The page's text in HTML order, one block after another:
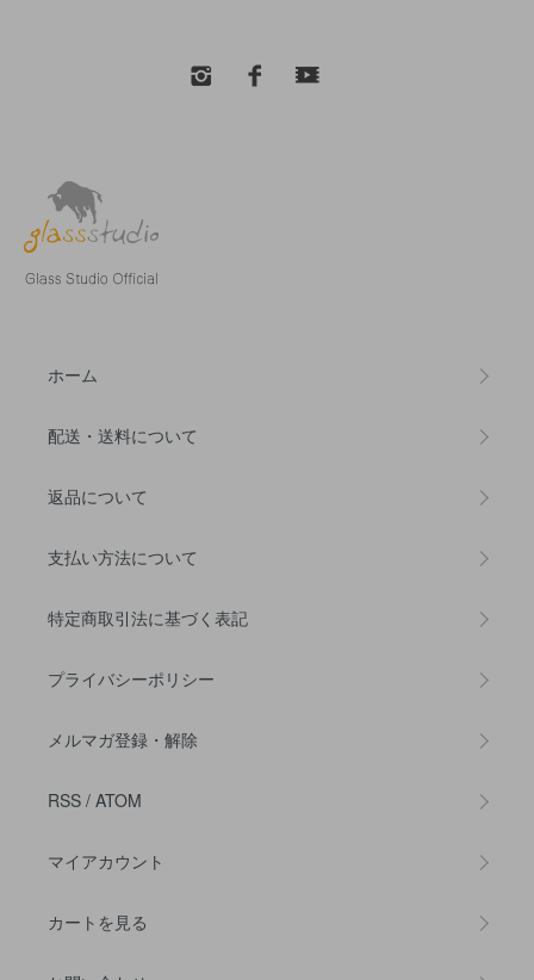
ホーム
配送・送料について
返品について
支払い方法について
特定商取引法に基づく表記
プライバシーポリシー
メルマガ登録・解除
RSS / ATOM
マイアカウント
カートを見る